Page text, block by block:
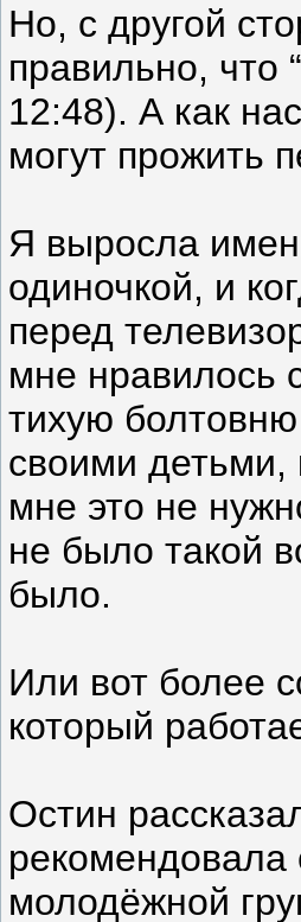
Но, с другой
правильно, что
12:48). А как
могут прожить
Я выросла
одиночкой, и
перед
мне нравилось
тихую
своими детьми,
мне это не
не было такой
было.
Или вот более
который
Остин
рекомендовала
молодёжной